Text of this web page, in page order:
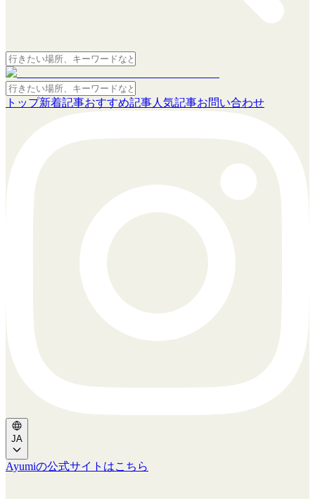
トップ新着記事おすすめ記事人気記事お問い合わせ
JA
Ayumiの公式サイトはこちら